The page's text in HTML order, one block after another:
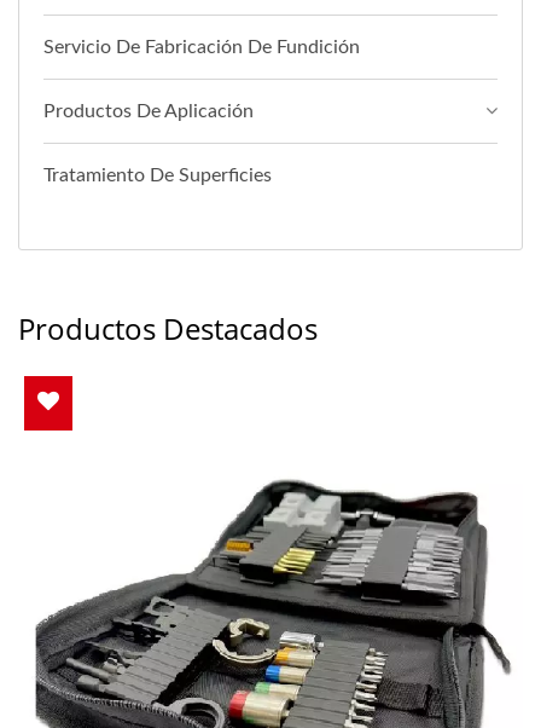
Servicio De Fabricación De Fundición
Productos De Aplicación
Tratamiento De Superficies
Productos Destacados